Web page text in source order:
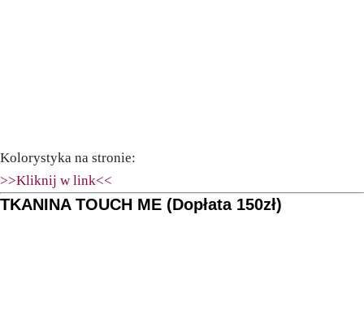
Kolorystyka na stronie:
>>Kliknij w link<<
TKANINA TOUCH ME (Dopłata 150zł)